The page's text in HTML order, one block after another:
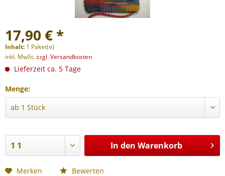
17,90 € *
Inhalt: 1 Paket(e)
inkl. MwSt.zzgl. Versandkosten
Lieferzeit ca. 5 Tage
Menge:
In den Warenkorb
Merken Bewerten